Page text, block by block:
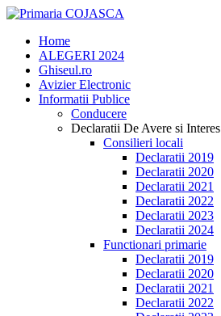
Home
ALEGERI 2024
Ghiseul.ro
Avizier Electronic
Informatii Publice
Conducere
Declaratii De Avere si Interes
Consilieri locali
Declaratii 2019
Declaratii 2020
Declaratii 2021
Declaratii 2022
Declaratii 2023
Declaratii 2024
Functionari primarie
Declaratii 2019
Declaratii 2020
Declaratii 2021
Declaratii 2022